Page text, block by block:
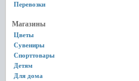
Перевозки
Магазины
Цветы
Сувениры
Спорттовары
Детям
Для дома